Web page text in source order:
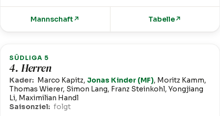
Mannschaft ↗ Tabelle↗
SÜDLIGA 5
4. Herren
Kader: Marco Kapitz, Jonas Kinder (MF), Moritz Kamm,
Thomas Wierer, Simon Lang, Franz Steinkohl, Yongjiang
Li, Maximilian Handl
Saisonziel: folgt